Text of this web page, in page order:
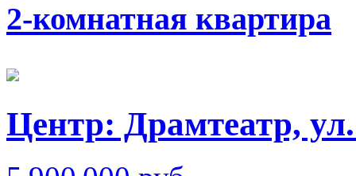
2-комнатная квартира
Центр: Драмтеатр,